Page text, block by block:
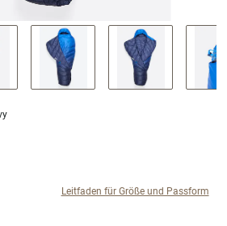
PAGE WITH NEW RESULTS.
Leitfaden für Größe und Passform